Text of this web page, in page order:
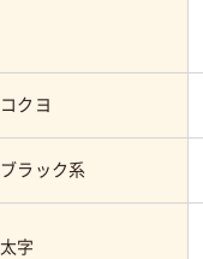
コクヨ
ブラック系
太字